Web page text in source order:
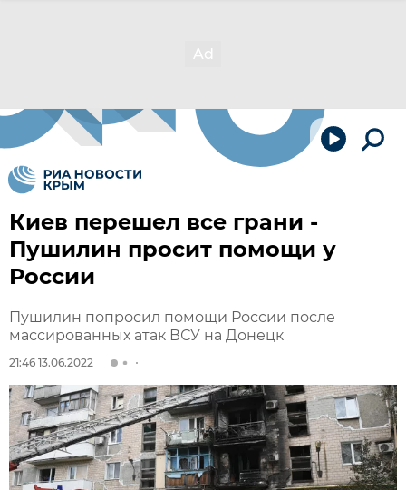
Киев перешел все грани -
Пушилин просит помощи у
России
Пушилин попросил помощи России после
массированных атак ВСУ на Донецк
21:46 13.06.2022